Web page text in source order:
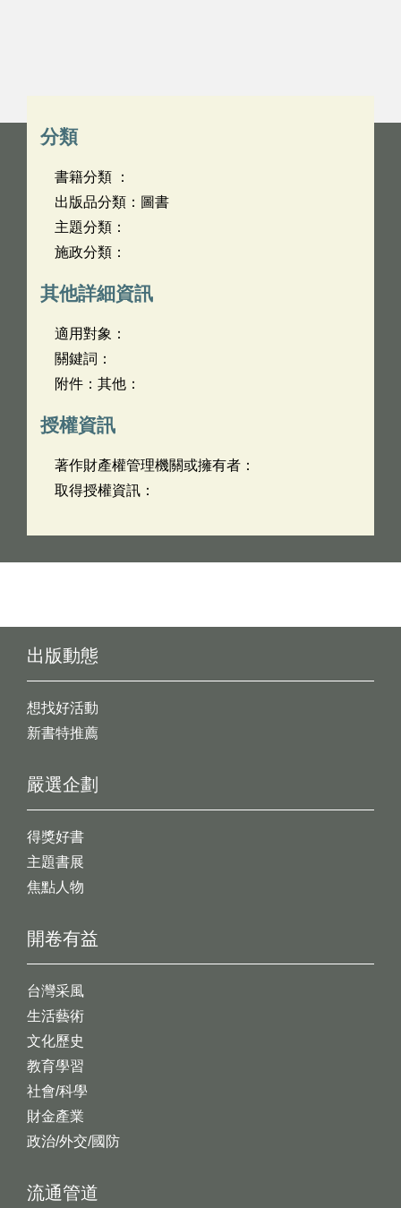
分類
書籍分類 ：
出版品分類：圖書
主題分類：
施政分類：
其他詳細資訊
適用對象：
關鍵詞：
附件：其他：
授權資訊
著作財產權管理機關或擁有者：
取得授權資訊：
出版動態
想找好活動
新書特推薦
開卷有益
台灣采風
生活藝術
文化歷史
教育學習
社會/科學
財金產業
政治/外交/國防
嚴選企劃
得獎好書
主題書展
焦點人物
流通管道